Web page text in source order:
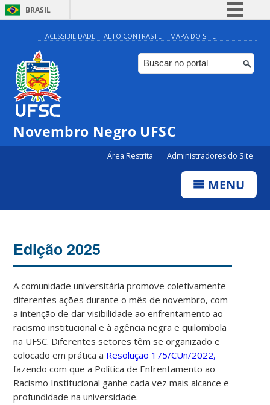
BRASIL
Simplifique!
Comunica BR
Participe
ACESSIBILIDADE ALTO CONTRASTE MAPA DO SITE
Novembro Negro UFSC
Área Restrita Administradores do Site
MENU
Edição 2025
A comunidade universitária promove coletivamente
diferentes ações durante o mês de novembro, com
a intenção de dar visibilidade ao enfrentamento ao
racismo institucional e à agência negra e quilombola
na UFSC. Diferentes setores têm se organizado e
colocado em prática a Resolução 175/CUn/2022,
fazendo com que a Política de Enfrentamento ao
Racismo Institucional ganhe cada vez mais alcance e
profundidade na universidade.